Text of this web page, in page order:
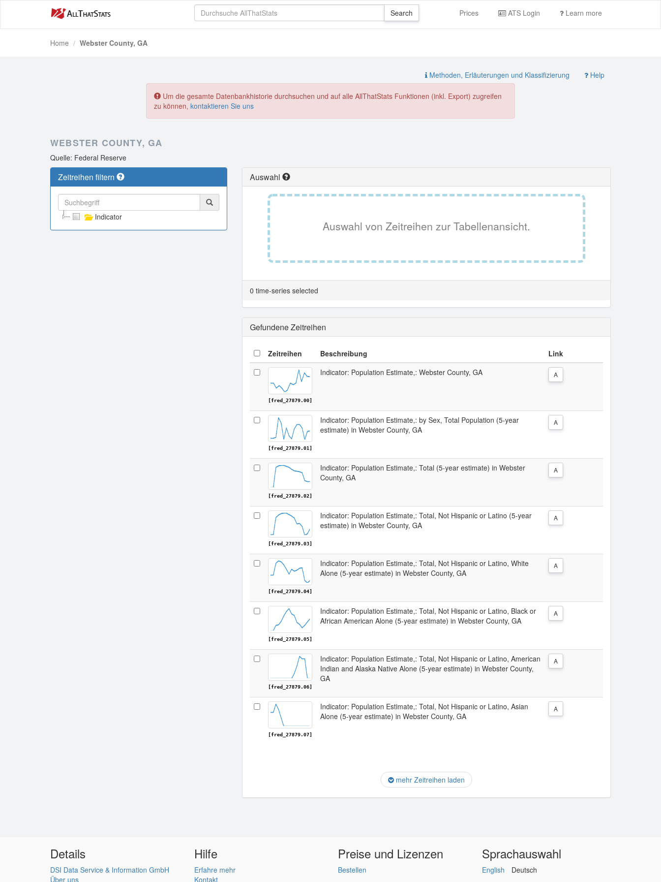
Prices ATS Login Learn more
Home Webster County, GA
Methoden, Erläuterungen und Klassifizierung Help
Um die gesamte Datenbankhistorie durchsuchen und auf alle AllThatStats Funktionen (inkl. Export) zugreifen
zu können, kontaktieren Sie uns
WEBSTER COUNTY, GA
Quelle: Federal Reserve
Zeitreihen filtern
Indicator
Auswahl
Auswahl von Zeitreihen zur Tabellenansicht.
0 time-series selected
Gefundene Zeitreihen
Zeitreihen Beschreibung Link
[fred_27879.00]
Indicator: Population Estimate,: Webster County, GA A
[fred_27879.01]
Indicator: Population Estimate,: by Sex, Total Population (5-year
estimate) in Webster County, GA
A
[fred_27879.02]
Indicator: Population Estimate,: Total (5-year estimate) in Webster
County, GA
A
[fred_27879.03]
Indicator: Population Estimate,: Total, Not Hispanic or Latino (5-year
estimate) in Webster County, GA
A
[fred_27879.04]
Indicator: Population Estimate,: Total, Not Hispanic or Latino, White
Alone (5-year estimate) in Webster County, GA
A
[fred_27879.05]
Indicator: Population Estimate,: Total, Not Hispanic or Latino, Black or
African American Alone (5-year estimate) in Webster County, GA
A
[fred_27879.06]
Indicator: Population Estimate,: Total, Not Hispanic or Latino, American
Indian and Alaska Native Alone (5-year estimate) in Webster County,
GA
A
[fred_27879.07]
Indicator: Population Estimate,: Total, Not Hispanic or Latino, Asian
Alone (5-year estimate) in Webster County, GA
A
mehr Zeitreihen laden
Details
DSI Data Service & Information GmbH
Über uns
Hilfe
Erfahre mehr
Kontakt
Preise und Lizenzen
Bestellen
Sprachauswahl
English Deutsch